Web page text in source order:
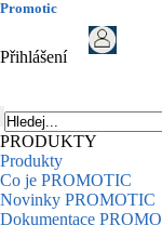
Promotic
Přihlášení
PRODUKTY
Produkty
Co je PROMOTIC
Novinky PROMOTIC
Dokumentace